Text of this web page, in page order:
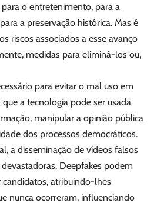
o entretenimento, para a
a preservação histórica. Mas é
riscos associados a esse avanço
medidas para eliminá-los ou,
para evitar o mal uso em
a tecnologia pode ser usada
manipular a opinião pública
dos processos democráticos.
a disseminação de vídeos falsos
Deepfakes podem
atribuindo-lhes
nunca ocorreram, influenciando